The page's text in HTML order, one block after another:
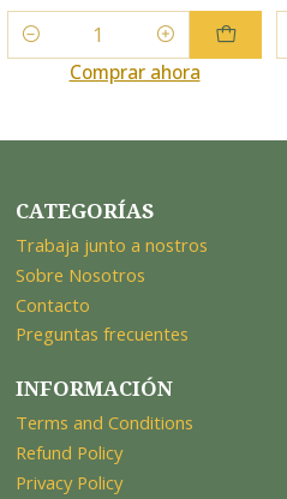
Cantidad
Comprar ahora
CATEGORÍAS
Trabaja junto a nostros
Sobre Nosotros
Contacto
Preguntas frecuentes
INFORMACIÓN
Terms and Conditions
Refund Policy
Privacy Policy